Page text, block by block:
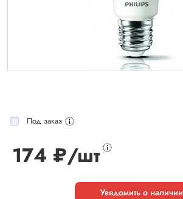
Под заказ
174 ₽/шт
Уведомить о наличии